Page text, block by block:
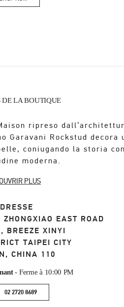
DE LA BOUTIQUE
ripreso
Garavani Rockstud decora
coniugando la storia con
moderna.
PLUS
EAST ROAD
BREEZE XINYI
TAIPEI CITY
CHINA 110
- Ferme à 10:00 PM
02 2720 8689